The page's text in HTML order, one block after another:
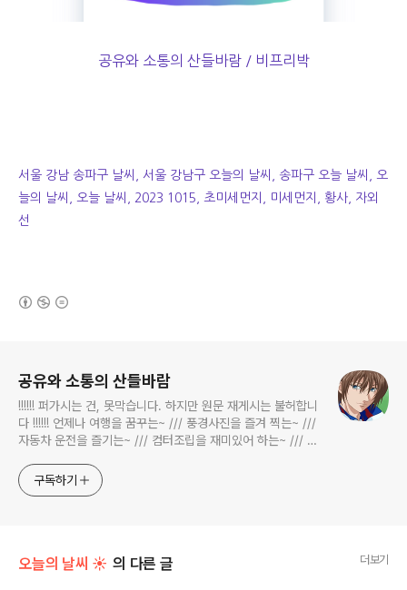
공유와 소통의 산들바람 / 비프리박
서울 강남 송파구 날씨, 서울 강남구 오늘의 날씨, 송파구 오늘 날씨, 오
늘의 날씨, 오늘 날씨, 2023 1015, 초미세먼지, 미세먼지, 황사, 자외
선
공유와 소통의 산들바람
!!!!!! 퍼가시는 건, 못막습니다. 하지만 원문 재게시는 불허합니
다 !!!!!! 언제나 여행을 꿈꾸는~ /// 풍경사진을 즐겨 찍는~ ///
자동차 운전을 즐기는~ /// 컴터조립을 재미있어 하는~ /// 고
식하는 미드가 있는~ /// 사회적 이슈에 발언하는~ 不老巨
구독하기
오늘의 날씨 ☀ 의 다른 글 더보기